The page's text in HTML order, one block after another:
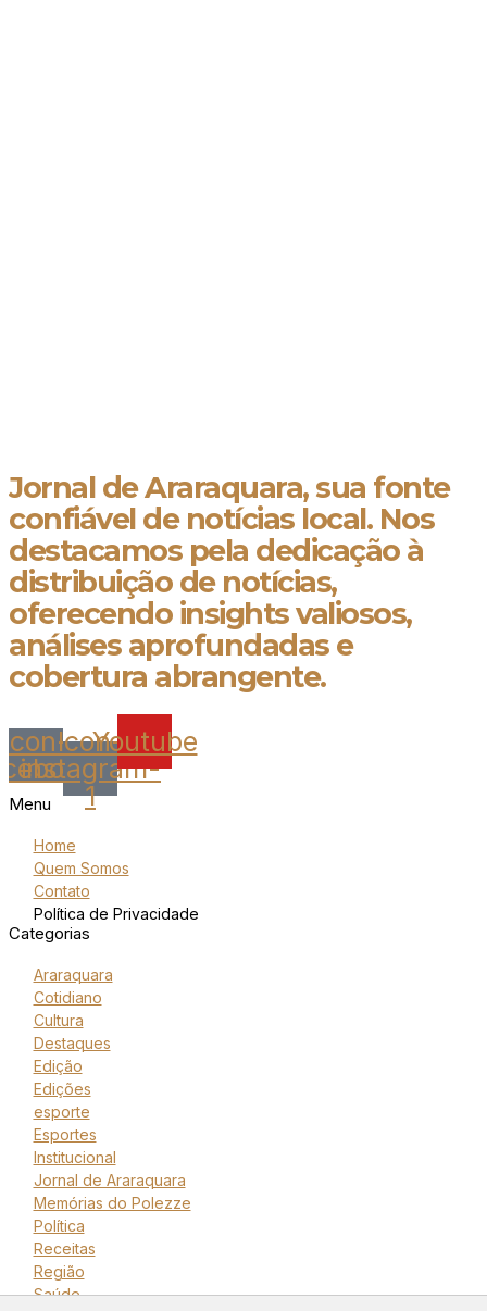
Jornal de Araraquara, sua fonte
confiável de notícias local. Nos
destacamos pela dedicação à
distribuição de notícias,
oferecendo insights valiosos,
análises aprofundadas e
cobertura abrangente.
Icon-Icon-
instagram-
1
Youtube
Menu
Home
Quem Somos
Contato
Política de Privacidade
Categorias
Araraquara
Cotidiano
Cultura
Destaques
Edição
Edições
esporte
Esportes
Institucional
Jornal de Araraquara
Memórias do Polezze
Política
Receitas
Região
Saúde